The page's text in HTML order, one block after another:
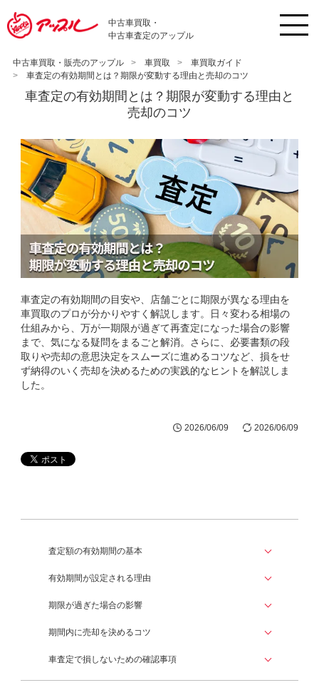
中古車買取・
中古車査定のアップル
中古車買取・販売のアップル 車買取
車買取ガイド
車査定の有効期間とは？期限が変動する理由と売却のコツ
車査定の有効期間とは？期限が変動する理由と
売却のコツ
車査定の有効期間の目安や、店舗ごとに期限が異なる理由を
車買取のプロが分かりやすく解説します。日々変わる相場の
仕組みから、万が一期限が過ぎて再査定になった場合の影響
まで、気になる疑問をまるごと解消。さらに、必要書類の段
取りや売却の意思決定をスムーズに進めるコツなど、損をせ
ず納得のいく売却を決めるための実践的なヒントを解説しま
した。
2026/06/09
2026/06/09
査定額の有効期間の基本
有効期間が設定される理由
期限が過ぎた場合の影響
期間内に売却を決めるコツ
車査定で損しないための確認事項